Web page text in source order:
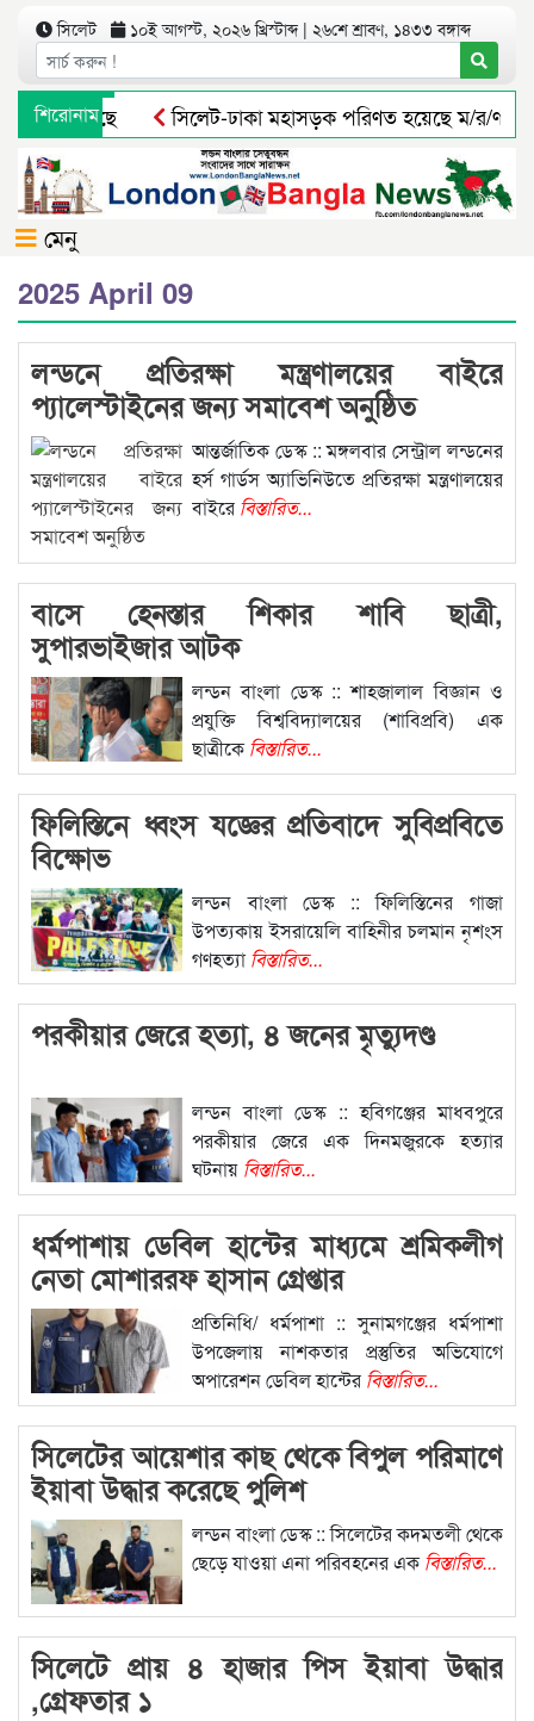
সিলেট ১০ই আগস্ট, ২০২৬ খ্রিস্টাব্দ | ২৬শে শ্রাবণ, ১৪৩৩ বঙ্গাব্দ
শিরোনাম
খুঁজছে
সিলেট-ঢাকা মহাসড়ক পরিণত হয়েছে ম/র/ণ ফাঁ/
বুরুঙ্গা ইউনিয়ন ফাউন্ডেশন ইউকের ৫ম দ্বিবার্ষিক
মেনু
2025 April 09
লন্ডনে প্রতিরক্ষা মন্ত্রণালয়ের বাইরে
প্যালেস্টাইনের জন্য সমাবেশ অনুষ্ঠিত
আন্তর্জাতিক ডেস্ক :: মঙ্গলবার সেন্ট্রাল লন্ডনের
হর্স গার্ডস অ্যাভিনিউতে প্রতিরক্ষা মন্ত্রণালয়ের
বাইরে বিস্তারিত...
বাসে হেনস্তার শিকার শাবি ছাত্রী,
সুপারভাইজার আটক
লন্ডন বাংলা ডেস্ক :: শাহজালাল বিজ্ঞান ও
প্রযুক্তি বিশ্ববিদ্যালয়ের (শাবিপ্রবি) এক
ছাত্রীকেবিস্তারিত...
ফিলিস্তিনে ধ্বংস যজ্ঞের প্রতিবাদে সুবিপ্রবিতে
বিক্ষোভ
লন্ডন বাংলা ডেস্ক :: ফিলিস্তিনের গাজা
উপত্যকায় ইসরায়েলি বাহিনীর চলমান নৃশংস
গণহত্যাবিস্তারিত...
পরকীয়ার জেরে হত্যা, ৪ জনের মৃত্যুদণ্ড
লন্ডন বাংলা ডেস্ক :: হবিগঞ্জের মাধবপুরে
পরকীয়ার জেরে এক দিনমজুরকে হত্যার
ঘটনায় বিস্তারিত...
ধর্মপাশায় ডেবিল হান্টের মাধ্যমে শ্রমিকলীগ
নেতা মোশাররফ হাসান গ্রেপ্তার
প্রতিনিধি/ ধর্মপাশা :: সুনামগঞ্জের ধর্মপাশা
উপজেলায় নাশকতার প্রস্তুতির অভিযোগে
অপারেশন ডেবিল হান্টের বিস্তারিত...
সিলেটের আয়েশার কাছ থেকে বিপুল পরিমাণে
ইয়াবা উদ্ধার করেছে পুলিশ
লন্ডন বাংলা ডেস্ক :: সিলেটের কদমতলী থেকে
ছেড়ে যাওয়া এনা পরিবহনের একবিস্তারিত...
সিলেটে প্রায় ৪ হাজার পিস ইয়াবা উদ্ধার
,গ্রেফতার ১